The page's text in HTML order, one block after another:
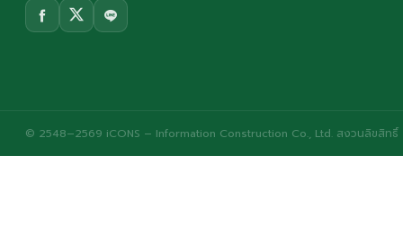
© 2548–2569 iCONS – Information Construction Co., Ltd. สงวนลิขสิทธิ์